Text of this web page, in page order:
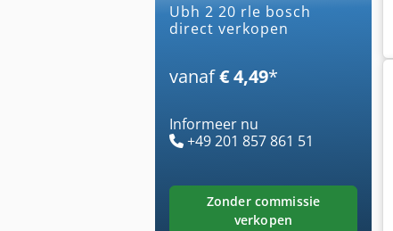
ubh 2 20 rle bosch
direct verkopen
vanaf€ 4,49*
Informeer nu
+49 201 857 861 51
zonder commissie
verkopen